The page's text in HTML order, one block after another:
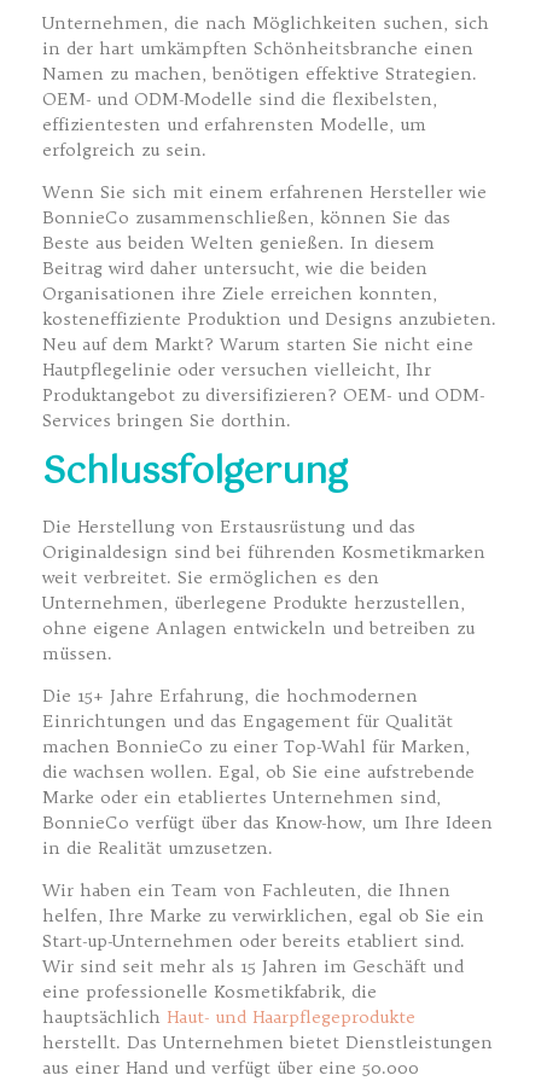
Unternehmen, die nach Möglichkeiten suchen, sich
in der hart umkämpften Schönheitsbranche einen
Namen zu machen, benötigen effektive Strategien.
OEM- und ODM-Modelle sind die flexibelsten,
effizientesten und erfahrensten Modelle, um
erfolgreich zu sein.
Wenn Sie sich mit einem erfahrenen Hersteller wie
BonnieCo zusammenschließen, können Sie das
Beste aus beiden Welten genießen. In diesem
Beitrag wird daher untersucht, wie die beiden
Organisationen ihre Ziele erreichen konnten,
kosteneffiziente Produktion und Designs anzubieten.
Neu auf dem Markt? Warum starten Sie nicht eine
Hautpflegelinie oder versuchen vielleicht, Ihr
Produktangebot zu diversifizieren? OEM- und ODM-
Services bringen Sie dorthin.
Schlussfolgerung
Die Herstellung von Erstausrüstung und das
Originaldesign sind bei führenden Kosmetikmarken
weit verbreitet. Sie ermöglichen es den
Unternehmen, überlegene Produkte herzustellen,
ohne eigene Anlagen entwickeln und betreiben zu
müssen.
Die 15+ Jahre Erfahrung, die hochmodernen
Einrichtungen und das Engagement für Qualität
machen BonnieCo zu einer Top-Wahl für Marken,
die wachsen wollen. Egal, ob Sie eine aufstrebende
Marke oder ein etabliertes Unternehmen sind,
BonnieCo verfügt über das Know-how, um Ihre Ideen
in die Realität umzusetzen.
Wir haben ein Team von Fachleuten, die Ihnen
helfen, Ihre Marke zu verwirklichen, egal ob Sie ein
Start-up-Unternehmen oder bereits etabliert sind.
Wir sind seit mehr als 15 Jahren im Geschäft und
eine professionelle Kosmetikfabrik, die
hauptsächlich Haut- und Haarpflegeprodukte
herstellt. Das Unternehmen bietet Dienstleistungen
aus einer Hand und verfügt über eine 50.000